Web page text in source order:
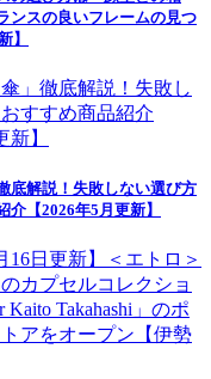
ンスの良いフレームの見つ
】
底解説！失敗しない選び方
介【2026年5月更新】